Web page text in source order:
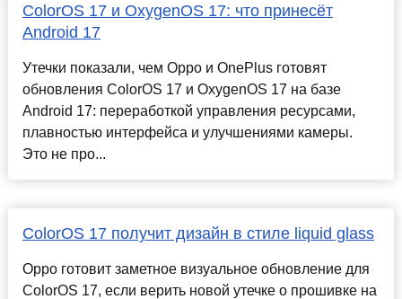
ColorOS 17 и OxygenOS 17: что принесёт
Android 17
Утечки показали, чем Oppo и OnePlus готовят
обновления ColorOS 17 и OxygenOS 17 на базе
Android 17: переработкой управления ресурсами,
плавностью интерфейса и улучшениями камеры.
Это не про...
ColorOS 17 получит дизайн в стиле liquid glass
Oppo готовит заметное визуальное обновление для
ColorOS 17, если верить новой утечке о прошивке на